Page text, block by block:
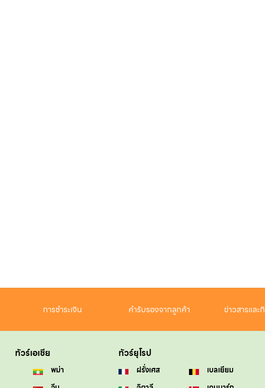
การชำระเงิน คำรับรองจากลูกค้า ข่าวสารและ
ทัวร์เอเชีย
พม่า
ทัวร์ยุโรป
ฝรั่งเศส
เบลเยียม